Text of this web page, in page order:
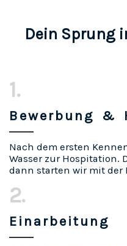
Dein Sprung
1.
Bewerbung &
Nach dem ersten
Wasser zur Hospitation.
dann starten wir mit der
2.
Einarbeitung